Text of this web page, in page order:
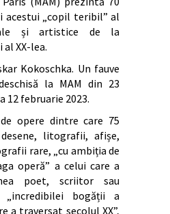
acestui „copil teribil” al
și artistice de la
XX-lea.
Kokoschka. Un fauve
la MAM din 23
12 februarie 2023.
opere dintre care 75
litografii, afișe,
rare, „cu ambiția de
operă” a celui care a
poet, scriitor sau
bogății a
a traversat secolul XX”,